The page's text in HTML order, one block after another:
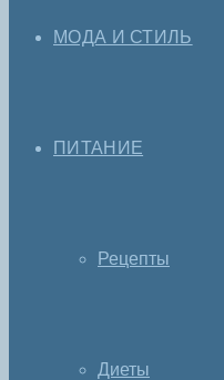
МОДА И СТИЛЬ
ПИТАНИЕ
Рецепты
Диеты